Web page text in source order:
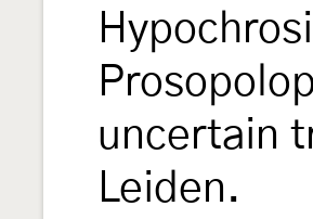
uncertain
Leiden.